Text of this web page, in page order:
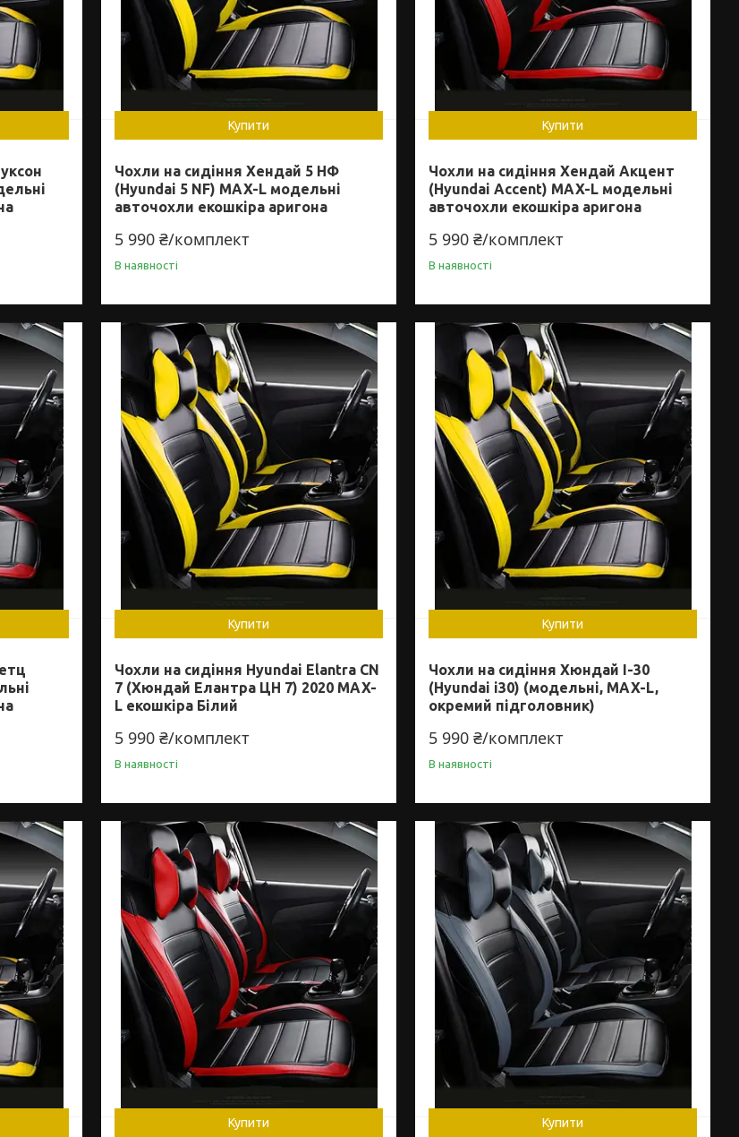
Купити
Чохли на сидіння Хендай 5 НФ
(Hyundai 5 NF) MAX-L модельні
авточохли екошкіра аригона
5 990 ₴/комплект
В наявності
Купити
Чохли на сидіння Хендай Акцент
(Hyundai Accent) MAX-L модельні
авточохли екошкіра аригона
5 990 ₴/комплект
В наявності
Купити
Чохли на сидіння Hyundai Elantra CN
7 (Хюндай Елантра ЦН 7) 2020 MAX-
L екошкіра Білий
5 990 ₴/комплект
В наявності
Купити
Чохли на сидіння Хюндай І-30
(Hyundai i30) (модельні, MAX-L,
окремий підголовник)
5 990 ₴/комплект
В наявності
Купити Купити